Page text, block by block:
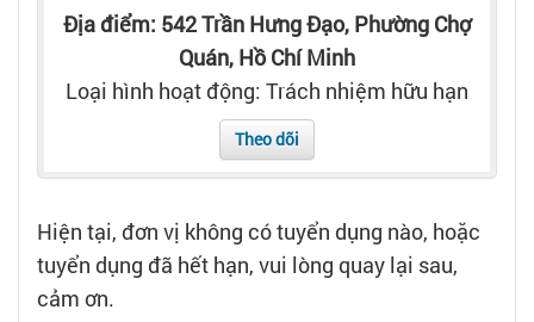
Tạo hồ sơ
Cẩm nang việc làm
Bạn cần tuyển người
Nhà tuyển dụng
Địa điểm: 542 Trần Hưng Đạo, Phường Chợ
Quán, Hồ Chí Minh
Loại hình hoạt động: Trách nhiệm hữu hạn
Theo dõi
Hiện tại, đơn vị không có tuyển dụng nào, hoặc
tuyển dụng đã hết hạn, vui lòng quay lại sau,
cảm ơn.